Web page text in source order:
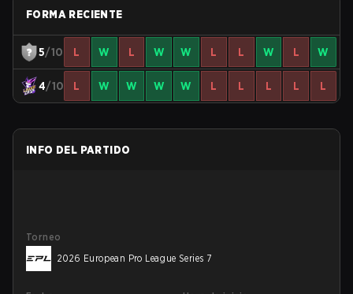
FORMA RECIENTE
5/10 L W L W W L L W L W
4/10 L W W W W L L L L L
INFO DEL PARTIDO
Torneo
2026 European Pro League Series 7